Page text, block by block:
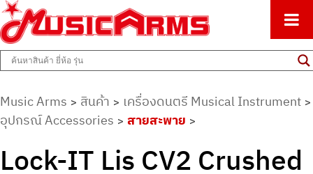
Music Arms
ศูนย์รวมครื่องดนตรีทุกชนิด ตั้งแต่เริ่มต้นถึงมืออาชีพ
Music Arms > สินค้า > เครื่องดนตรี Musical Instrument >
อุปกรณ์ Accessories > สายสะพาย >
Lock-IT Lis CV2 Crushed